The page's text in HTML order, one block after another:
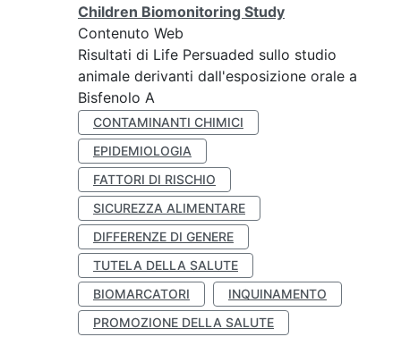
Children Biomonitoring Study
Contenuto Web
Risultati di Life Persuaded sullo studio
animale derivanti dall'esposizione orale a
Bisfenolo A
CONTAMINANTI CHIMICI
EPIDEMIOLOGIA
FATTORI DI RISCHIO
SICUREZZA ALIMENTARE
DIFFERENZE DI GENERE
TUTELA DELLA SALUTE
BIOMARCATORI
INQUINAMENTO
PROMOZIONE DELLA SALUTE